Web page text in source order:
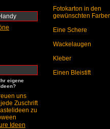
eigene
uns
Zuschrift
zu
Ideen
Fotokarton in den
gewünschten
Eine Schere
Wackelaugen
Kleber
Einen Bleistift